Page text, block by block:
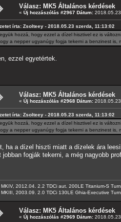
Válasz: MK5 Általános kérdések
« Új hozzászólás #2967 Dátum:
írta: Zsolteey - 2018.05.23 szerda, 11:13:02
hozzá, hogy ezzel a dízel hisztivel ez is
a nepper ugyanúgy fogja tekerni a benzinest is,
ezzel egyetértek.
Válasz: MK5 Általános kérdések
« Új hozzászólás #2968 Dátum:
írta: Zsolteey - 2018.05.23 szerda, 11:13:02
hozzá, hogy ezzel a dízel hisztivel ez is
a nepper ugyanúgy fogja tekerni a benzinest is,
ha a dízel hiszti miatt a dízelek ára
jobban fogják tekerni, a még nagyobb
MKIV, 2012.04. 2.2 TDCi aut. 200LE Titanium-S
MKIII, 2003.09. 2.0 TDCi 130LE Ghia-Executive
Válasz: MK5 Általános kérdések
« Új hozzászólás #2969 Dátum: